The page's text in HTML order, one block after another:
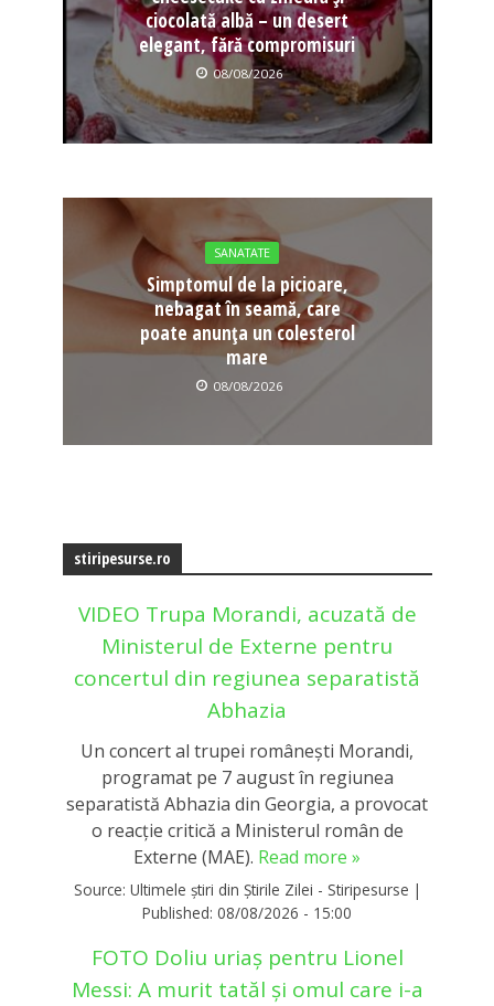
ciocolată albă – un desert
elegant, fără compromisuri
08/08/2026
SANATATE
Simptomul de la picioare,
nebagat în seamă, care
poate anunța un colesterol
mare
08/08/2026
stiripesurse.ro
VIDEO Trupa Morandi, acuzată de
Ministerul de Externe pentru
concertul din regiunea separatistă
Abhazia
Un concert al trupei românești Morandi,
programat pe 7 august în regiunea
separatistă Abhazia din Georgia, a provocat
o reacție critică a Ministerul român de
Externe (MAE). Read more »
Source: Ultimele știri din Știrile Zilei - Stiripesurse |
Published: 08/08/2026 - 15:00
FOTO Doliu uriaș pentru Lionel
Messi: A murit tatăl și omul care i-a